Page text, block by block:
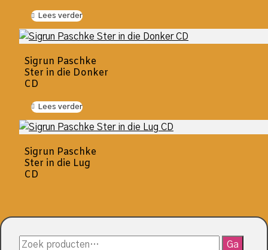
Lees verder
Sigrun Paschke
Ster in die Donker
CD
Lees verder
Sigrun Paschke
Ster in die Lug
CD
Zoeken
Ga